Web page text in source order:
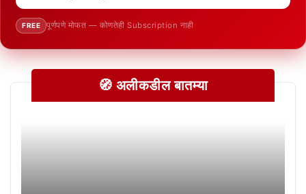
FREE पूर्णपणे मोफत — कोणतेही Subscription नाही
🧭 अलीकडील बातम्या